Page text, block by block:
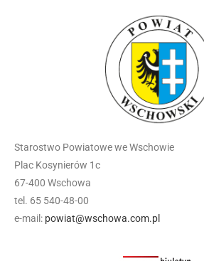
Starostwo Powiatowe we Wschowie
Plac Kosynierów 1c
67-400 Wschowa
tel. 65 540-48-00
e-mail: powiat@wschowa.com.pl